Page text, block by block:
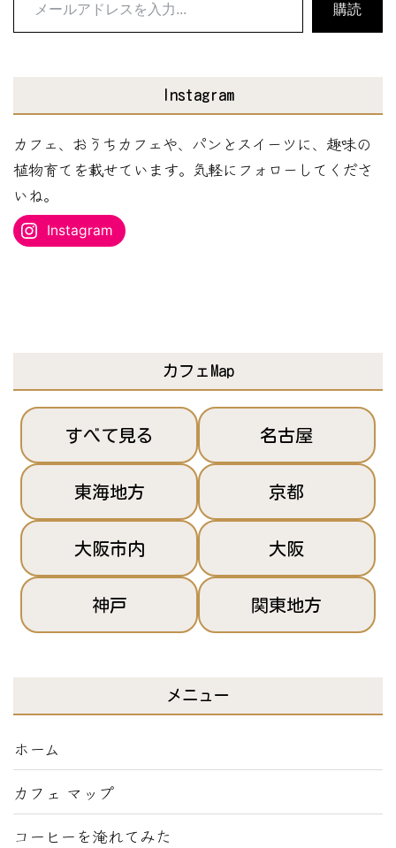
ス
を
入
力...
購読
Instagram
カフェ、おうちカフェや、パンとスイーツに、趣味の
植物育てを載せています。気軽にフォローしてくださ
いね。
Instagram
カフェMap
すべて見る 名古屋
東海地方 京都
大阪市内 大阪
神戸 関東地方
メニュー
ホーム
カフェ マップ
コーヒーを淹れてみた